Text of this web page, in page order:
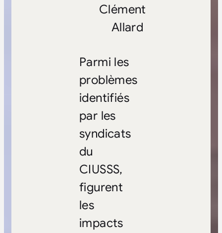
Clément
Allard
Parmi les
problèmes
identifiés
par les
syndicats
du
CIUSSS,
figurent
les
impacts